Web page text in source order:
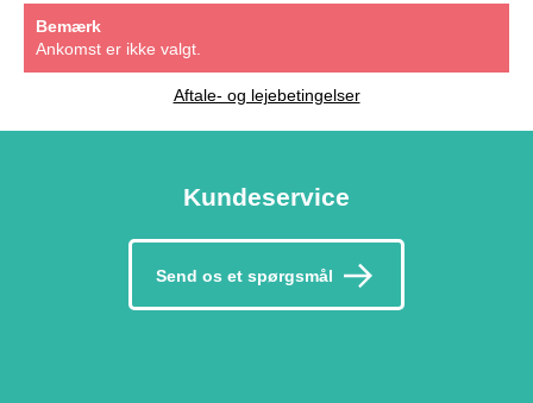
Bemærk
Ankomst er ikke valgt.
Aftale- og lejebetingelser
Kundeservice
Send os et spørgsmål